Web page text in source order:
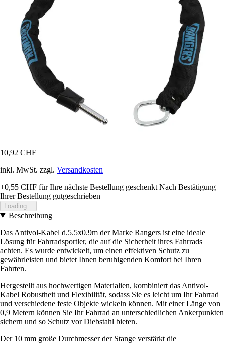
10,92 CHF
inkl. MwSt. zzgl. Versandkosten
+0,55 CHF für Ihre nächste Bestellung geschenkt Nach Bestätigung
Ihrer Bestellung gutgeschrieben
Loading...
Beschreibung
Das Antivol-Kabel d.5.5x0.9m der Marke Rangers ist eine ideale
Lösung für Fahrradsportler, die auf die Sicherheit ihres Fahrrads
achten. Es wurde entwickelt, um einen effektiven Schutz zu
gewährleisten und bietet Ihnen beruhigenden Komfort bei Ihren
Fahrten.
Hergestellt aus hochwertigen Materialien, kombiniert das Antivol-
Kabel Robustheit und Flexibilität, sodass Sie es leicht um Ihr Fahrrad
und verschiedene feste Objekte wickeln können. Mit einer Länge von
0,9 Metern können Sie Ihr Fahrrad an unterschiedlichen Ankerpunkten
sichern und so Schutz vor Diebstahl bieten.
Der 10 mm große Durchmesser der Stange verstärkt die